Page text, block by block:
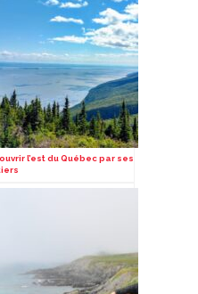
l’est du Québec par ses